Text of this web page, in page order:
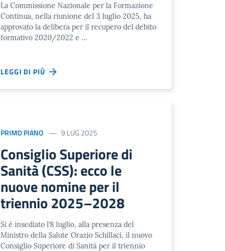
La Commissione Nazionale per la Formazione
Continua, nella riunione del 3 luglio 2025, ha
approvato la delibera per il recupero del debito
formativo 2020/2022 e …
LEGGI DI PIÙ
PRIMO PIANO 9 LUG 2025
Consiglio Superiore di
Sanità (CSS): ecco le
nuove nomine per il
triennio 2025–2028
Si è insediato l’8 luglio, alla presenza del
Ministro della Salute Orazio Schillaci, il nuovo
Consiglio Superiore di Sanità per il triennio